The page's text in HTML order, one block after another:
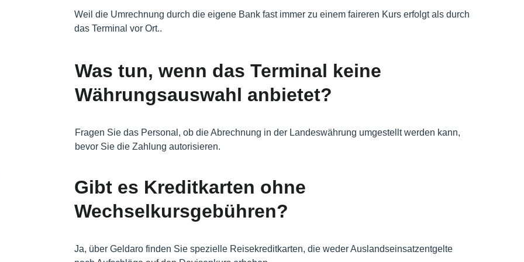
Weil die Umrechnung durch die eigene Bank fast immer zu einem faireren Kurs erfolgt als durch
das Terminal vor Ort..
Was tun, wenn das Terminal keine
Währungsauswahl anbietet?
Fragen Sie das Personal, ob die Abrechnung in der Landeswährung umgestellt werden kann,
bevor Sie die Zahlung autorisieren.
Gibt es Kreditkarten ohne
Wechselkursgebühren?
Ja, über Geldaro finden Sie spezielle Reisekreditkarten, die weder Auslandseinsatzentgelte